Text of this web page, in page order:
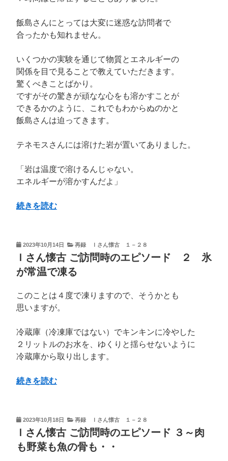
～
他
が
い
る
と
い
う
識
の
飯島さんにとっては大変に迷惑な訪問者で
合ったかも知れません。
いくつかの実験を通じて物質とエネルギーの
関係を目で見ることで教えていただきます。
驚くべきことばかり。
ですがその驚きが頑なな心をも溶かすことが
できるかのように、これでもわからぬのかと
飯島さんは迫ってきます。
テネモスさんには溶けた岩が置いてありました。
「岩は温度で溶けるんじゃない。
エネルギーが溶かすんだよ」
“Ｉ
懐
古
ご
訪
問
時
エ
ピ
ソ
ド
溶
け
る」”
続きを読む
投
稿
日:
2023年10月14日 再録 Ｉさん懐古 １－２８
Ｉさん懐古 ご訪問時のエピソード ２ 氷
が常温で凍る
このことは４度で凍りますので、そうかとも
思いますが。
冷蔵庫（冷凍庫ではない）でキンキンに冷やした
２リットルのお水を、ゆくりと揺らせないように
冷蔵庫から取り出します。
“Ｉ
懐
古
ご
訪
続きを読む
投
稿
日:
2023年10月18日 再録 Ｉさん懐古 １－２８
Ｉさん懐古 ご訪問時のエピソード ３～肉
も野菜も魚の骨も・・